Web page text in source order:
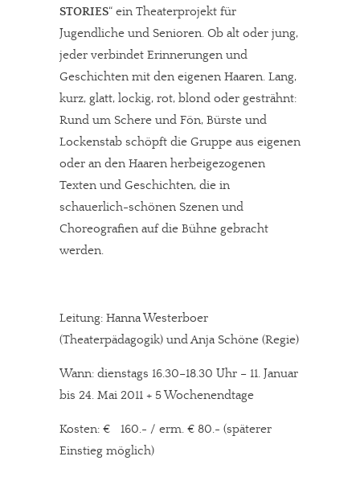
STORIES“ ein Theaterprojekt für
Jugendliche und Senioren. Ob alt oder jung,
jeder verbindet Erinnerungen und
Geschichten mit den eigenen Haaren. Lang,
kurz, glatt, lockig, rot, blond oder gesträhnt:
Rund um Schere und Fön, Bürste und
Lockenstab schöpft die Gruppe aus eigenen
oder an den Haaren herbeigezogenen
Texten und Geschichten, die in
schauerlich-schönen Szenen und
Choreografien auf die Bühne gebracht
werden.
Leitung: Hanna Westerboer
(Theaterpädagogik) und Anja Schöne (Regie)
Wann: dienstags 16.30–18.30 Uhr – 11. Januar
bis 24. Mai 2011 + 5 Wochenendtage
Kosten: € 160.- / erm. € 80.- (späterer
Einstieg möglich)